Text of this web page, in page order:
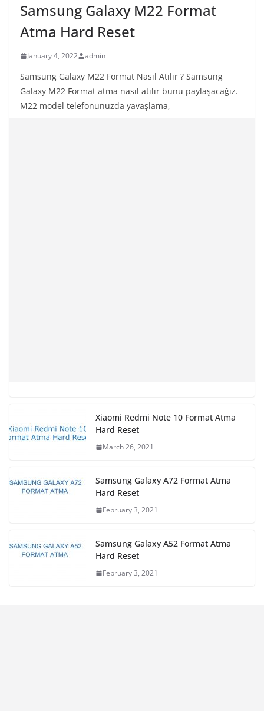
Samsung Galaxy M22 Format
Atma Hard Reset
January 4, 2022 admin
Samsung Galaxy M22 Format Nasıl Atılır ? Samsung
Galaxy M22 Format atma nasıl atılır bunu paylaşacağız.
M22 model telefonunuzda yavaşlama,
Xiaomi Redmi Note 10 Format Atma
Hard Reset
March 26, 2021
Samsung Galaxy A72 Format Atma
Hard Reset
February 3, 2021
Samsung Galaxy A52 Format Atma
Hard Reset
February 3, 2021